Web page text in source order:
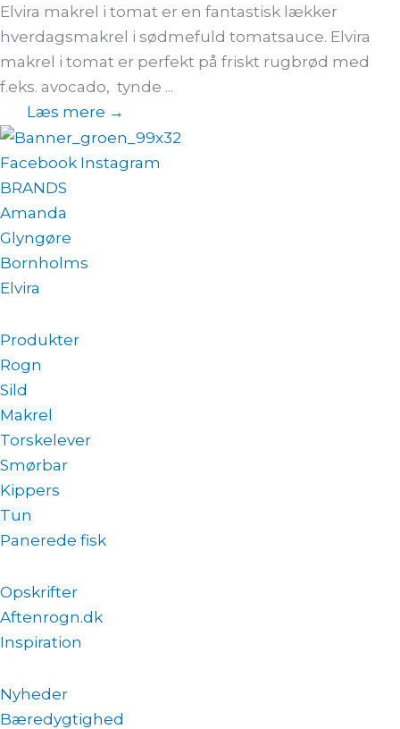
Elvira makrel i tomat er en fantastisk lækker
hverdagsmakrel i sødmefuld tomatsauce. Elvira
makrel i tomat er perfekt på friskt rugbrød med
f.eks. avocado, tynde ...
Læs mere →
Facebook Instagram
BRANDS
Amanda
Glyngøre
Bornholms
Elvira
Produkter
Rogn
Sild
Makrel
Torskelever
Smørbar
Kippers
Tun
Panerede fisk
Opskrifter
Aftenrogn.dk
Inspiration
Nyheder
Bæredygtighed